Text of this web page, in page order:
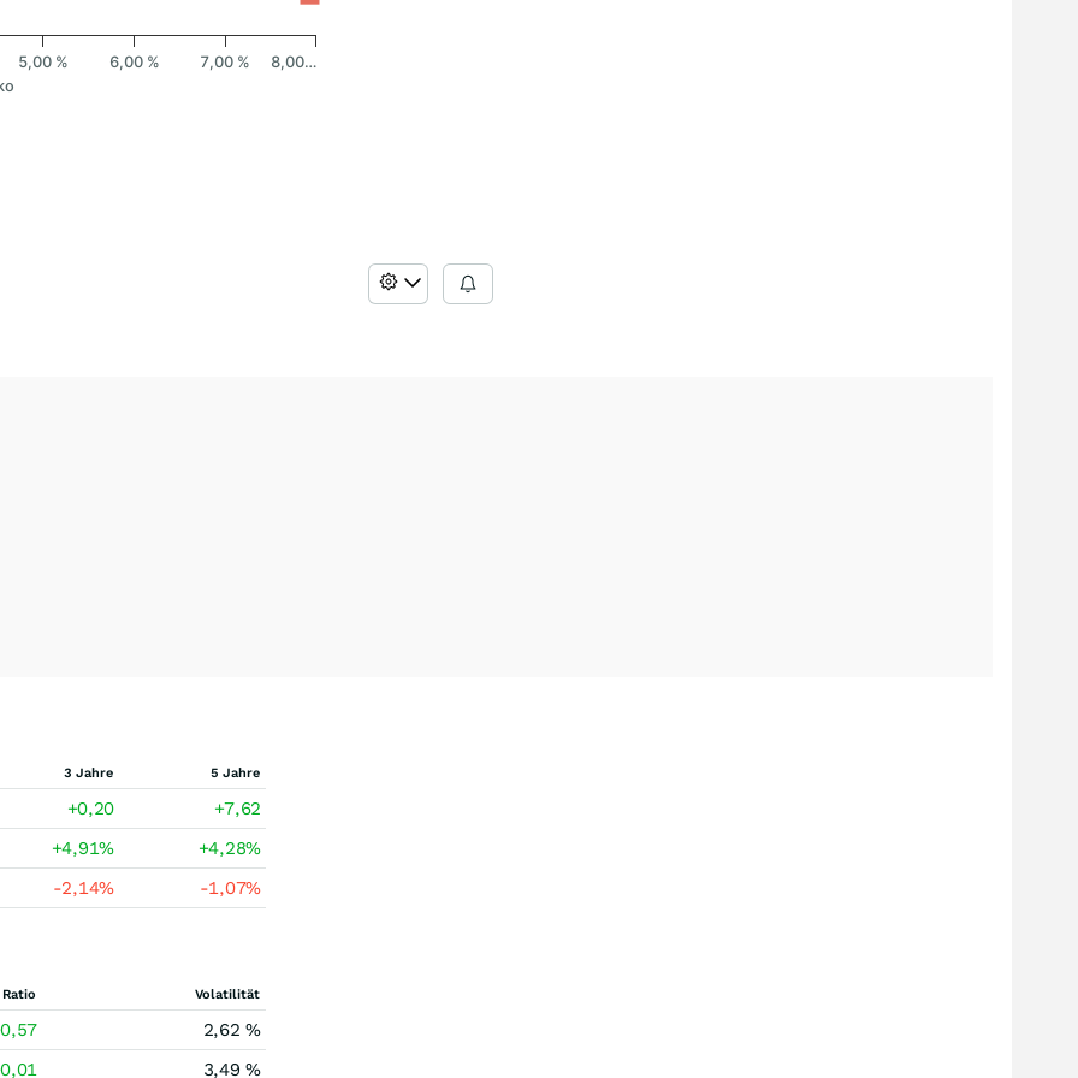
5,00 % 6,00 % 7,00 % 8,00…
3 Jahre 5 Jahre
+0,20
+7,62
+4,91% +4,28%
-2,14% -1,07%
Volatilität
2,62 %
3,49 %